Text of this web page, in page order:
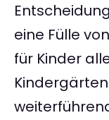
eine Fülle
für Kinder